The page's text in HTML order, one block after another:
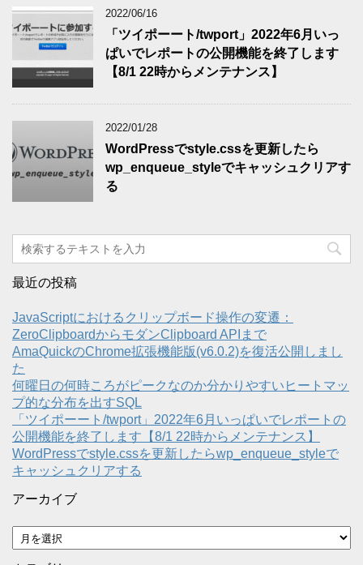
2022/06/16
「ツイポーート/twport」2022年6月いっ
ぱいでレポートの公開機能を終了します
【8/1 22時からメンテナンス】
2022/01/28
WordPressでstyle.cssを更新したら
wp_enqueue_styleでキャッシュクリアす
る
最近の投稿
JavaScriptにおけるクリップボード操作の変遷：
ZeroClipboardからモダンClipboard APIまで
AmaQuickのChrome拡張機能版(v6.0.2)を復活公開しまし
た
何曜日の何時ころがピークなのか分かりやすいヒートマッ
プ的な分布を出すSQL
「ツイポーート/twport」2022年6月いっぱいでレポートの
公開機能を終了します【8/1 22時からメンテナンス】
WordPressでstyle.cssを更新したらwp_enqueue_styleで
キャッシュクリアする
アーカイブ
ア
ー